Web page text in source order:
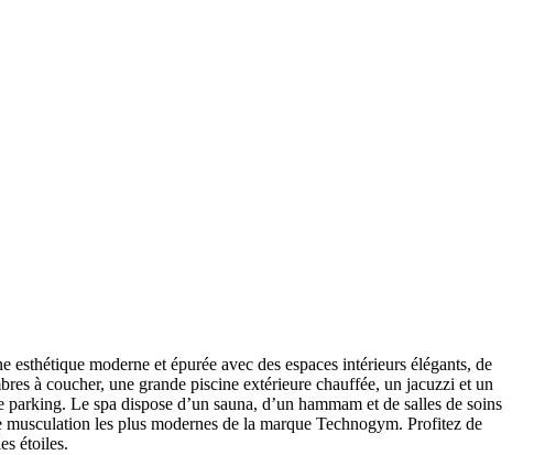
moderne et épurée avec des espaces intérieurs élégants, de
à coucher, une grande piscine extérieure chauffée, un jacuzzi et un
Le spa dispose d’un sauna, d’un hammam et de salles de soins
les plus modernes de la marque Technogym. Profitez de
étoiles.